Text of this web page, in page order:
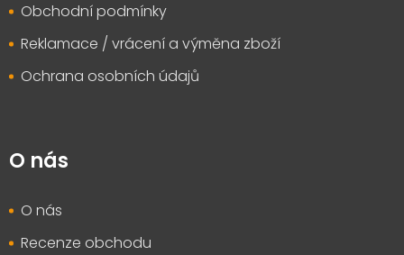
Obchodní podmínky
Reklamace / vrácení a výměna zboží
Ochrana osobních údajů
O nás
O nás
Recenze obchodu